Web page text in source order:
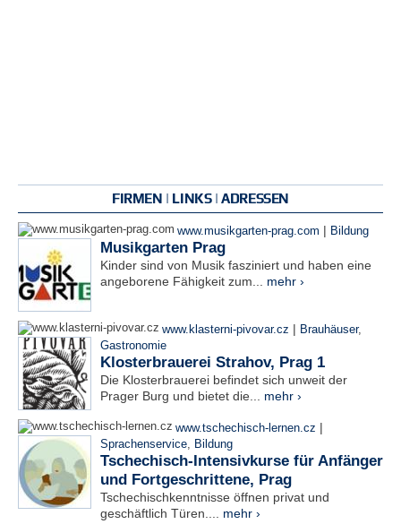
FIRMEN | LINKS | ADRESSEN
www.musikgarten-prag.com | Bildung
Musikgarten Prag
Kinder sind von Musik fasziniert und haben eine
angeborene Fähigkeit zum... mehr ›
www.klasterni-pivovar.cz | Brauhäuser,
Gastronomie
Klosterbrauerei Strahov, Prag 1
Die Klosterbrauerei befindet sich unweit der
Prager Burg und bietet die... mehr ›
www.tschechisch-lernen.cz |
Sprachenservice, Bildung
Tschechisch-Intensivkurse für Anfänger
und Fortgeschrittene, Prag
Tschechischkenntnisse öffnen privat und
geschäftlich Türen.... mehr ›